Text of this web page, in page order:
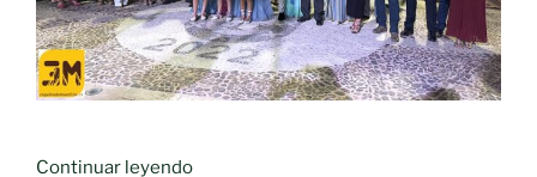
aprobar
que
han
llevado
Continuar leyendo«La